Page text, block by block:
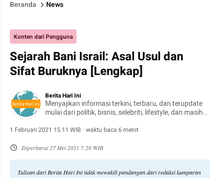
Beranda News
Konten dari Pengguna
Sejarah Bani Israil: Asal Usul dan
Sifat Buruknya [Lengkap]
Berita Hari Ini
Menyajikan informasi terkini, terbaru, dan terupdate
mulai dari politik, bisnis, selebriti, lifestyle, dan masih
1 Februari 2021 15:11 WIB · waktu baca 6 menit
Diperbarui27 Mei 2021 7:28 WIB
Tulisan dari Berita Hari Ini tidak mewakili pandangan dari redaksi kumparan